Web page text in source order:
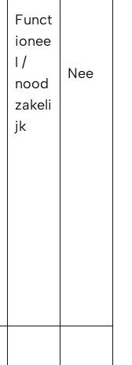
Funct
ionee
l /
nood
zakeli
jk
Nee